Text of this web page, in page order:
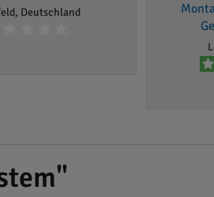
Deutschland